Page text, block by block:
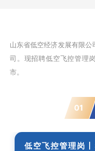
山东省低空经济发展有限
司。现招聘低空飞控管理
市。
01
低空飞控管理岗